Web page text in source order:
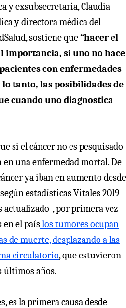
y exsubsecretaria, Claudia
y directora médica del
sostiene que“hacer el
importancia, si uno no hace
con enfermedades
lo tanto, las posibilidades de
cuando uno diagnostica
si el cáncer no es pesquisado
una enfermedad mortal. De
ya iban en aumento desde
estadísticas Vitales 2019
actualizado-, por primera vez
en el paíslos tumores ocupan
de muerte, desplazando a las
circulatorio, que estuvieron
últimos años.
es la primera causa desde